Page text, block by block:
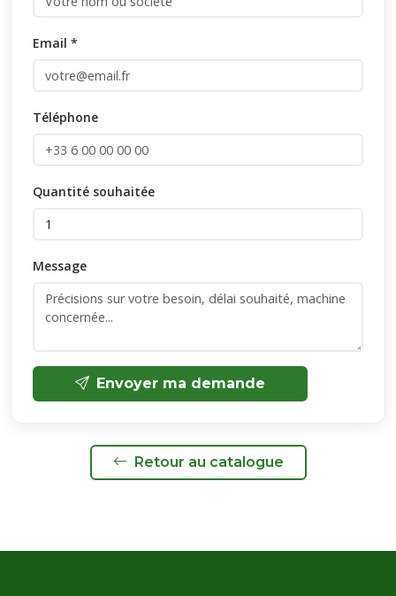
Email *
Téléphone
Quantité souhaitée
Message
Envoyer ma demande
Retour au catalogue